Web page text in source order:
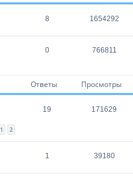
8 1654292
0 766811
Ответы Просмотры
1 2
19 171629
1 39180